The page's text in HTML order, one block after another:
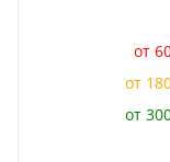
от
от
от